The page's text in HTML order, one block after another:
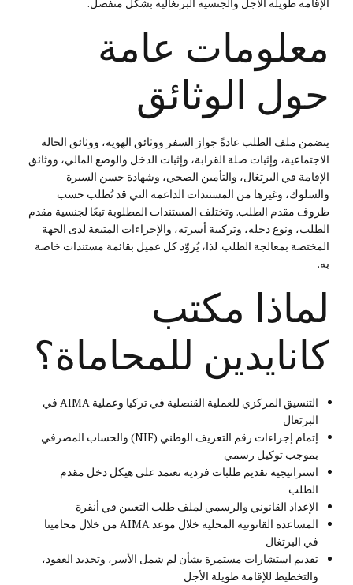
معلومات عامة
حول الوثائق
يتضمن ملف الطلب عادةً جواز السفر ووثائق الهوية، ووثائق الحالة
الاجتماعية، وإثبات صلة القرابة، وإثبات الدخل والوضع المالي، ووثائق
الإقامة في البرتغال، والتأمين الصحي، وشهادة حسن السيرة
والسلوك، وغيرها من المستندات الداعمة التي قد تُطلب حسب
ظروف مقدم الطلب. وتختلف المستندات المطلوبة تبعًا لجنسية مقدم
الطلب، ونوع دخله، وتركيبة أسرته، والإجراءات المتبعة لدى الجهة
المختصة بمعالجة الطلب. لذا، يُزوّد كل عميل بقائمة مستندات خاصة
به.
لماذا مكتب
كانايدين للمحاماة؟
التنسيق المركزي للعملية القنصلية في تركيا وعملية AIMA في
البرتغال
إتمام إجراءات رقم التعريف الوطني (NIF) والحساب المصرفي
بموجب توكيل رسمي
استراتيجية تقديم طلبات فردية تعتمد على هيكل دخل مقدم
الطلب
الإعداد القانوني والرسمي لملف طلب التعيين في أنقرة
المساعدة القانونية المحلية خلال موعد AIMA من خلال محامينا
في البرتغال
تقديم استشارات مستمرة بشأن لم شمل الأسر، وتجديد العقود،
والتخطيط للإقامة طويلة الأجل